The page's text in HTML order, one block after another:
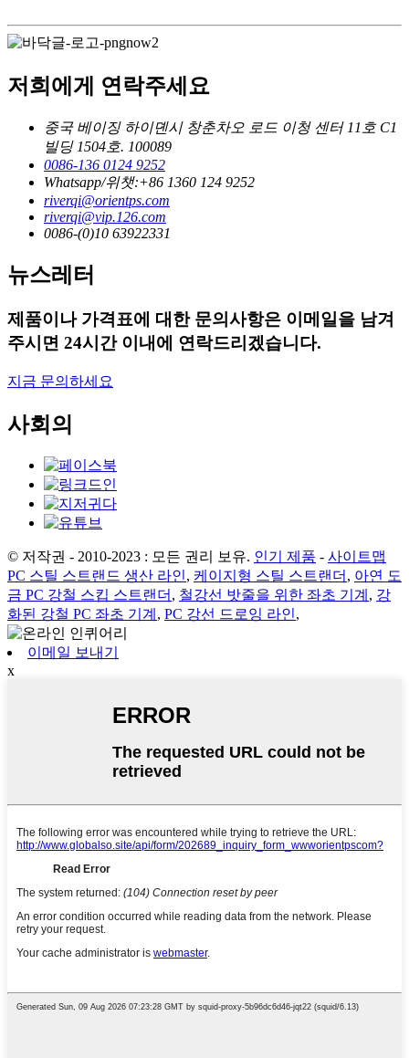
저희에게 연락주세요
중국 베이징 하이뎬시 창춘차오 로드 이청 센터 11호 C1
빌딩 1504호. 100089
0086-136 0124 9252
Whatsapp/위챗:+86 1360 124 9252
riverqi@orientps.com
riverqi@vip.126.com
0086-(0)10 63922331
뉴스레터
제품이나 가격표에 대한 문의사항은 이메일을 남겨
주시면 24시간 이내에 연락드리겠습니다.
지금 문의하세요
사회의
© 저작권 - 2010-2023 : 모든 권리 보유. 인기 제품 - 사이트맵
PC 스틸 스트랜드 생산 라인, 케이지형 스틸 스트랜더 , 아연 도
금 PC 강철 스킵 스트랜더 , 철강선 밧줄을 위한 좌초 기계 , 강
화된 강철 PC 좌초 기계 , PC 강선 드로잉 라인,
이메일 보내기
x